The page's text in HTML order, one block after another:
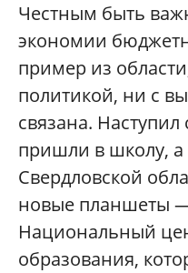
Честным быть
экономии
пример из
политикой, ни с
связана. Наступил
пришли в школу, а
Свердловской
новые планшеты
Национальный
образования,